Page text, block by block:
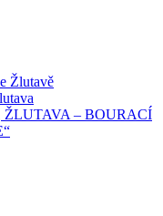
Žlutavě
ŽLUTAVA – BOURACÍ